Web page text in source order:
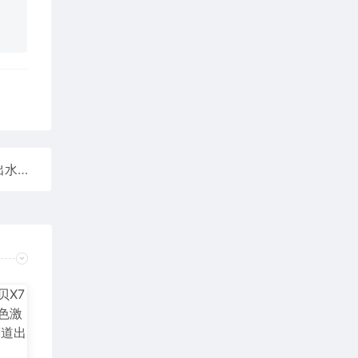
户外3秒喝上热水！米家便携即热饮水机上架：折叠出水可随身携带